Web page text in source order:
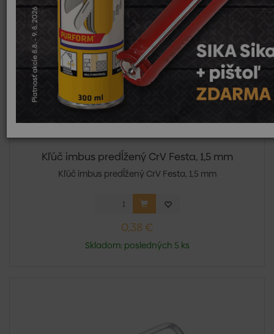
Skladom Sezóna Novinka Výpredaj
Kľúč imbus predĺžený CrV Festa, 1,5 mm
Kľúč imbus predĺžený CrV Festa, 1,5 mm
0,38 €
Skladom: posledných 5 ks